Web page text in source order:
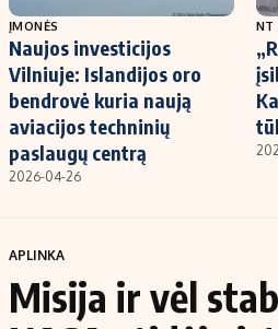
ĮMONĖS
Naujos investicijos
Vilniuje: Islandijos oro
bendrovė kuria naują
aviacijos techninių
paslaugų centrą
2026-04-26
NT
APLINKA
Misija ir vėl